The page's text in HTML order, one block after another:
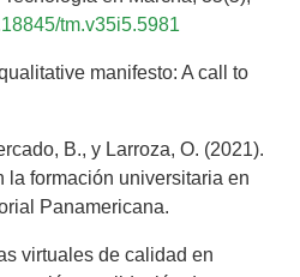
tm.v35i5.5981
manifesto: A call to
B., y Larroza, O. (2021).
la formación universitaria en
Panamericana.
virtuales de calidad en